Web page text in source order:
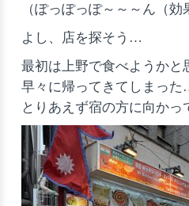
（ぽっぽっぽ～～～ん（効
よし、店を探そう…
最初は上野で食べようか
早々に帰ってきてしまっ
とりあえず宿の方に向か